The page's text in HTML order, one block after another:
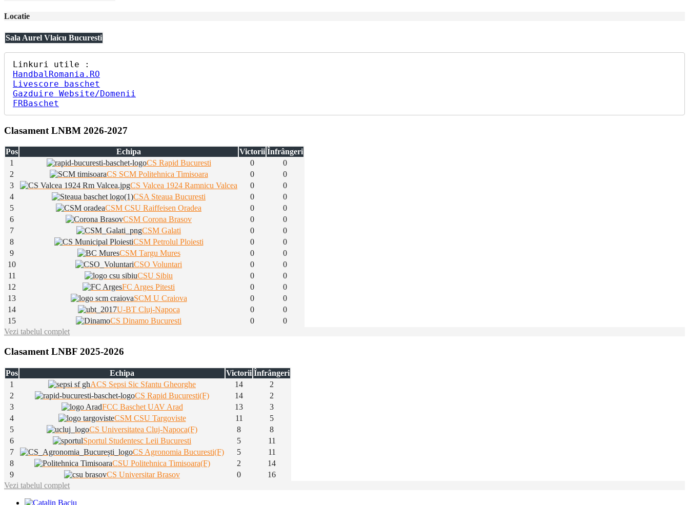
Locatie
Sala Aurel Vlaicu Bucuresti
HandbalRomania.RO
Livescore baschet
Gazduire Website/Domenii
FRBaschet
Clasament LNBM 2026-2027
Pos Echipa Victorii Înfrângeri
1
CS Rapid Bucuresti 0
0
2
CS SCM Politehnica Timisoara 0
0
3
CS Valcea 1924 Ramnicu Valcea 0
0
4
CSA Steaua Bucuresti 0
0
5
CSM CSU Raiffeisen Oradea 0
0
6
CSM Corona Brasov 0
0
7
CSM Galati 0
0
8
CSM Petrolul Ploiesti 0
0
9
CSM Targu Mures 0
0
10
CSO Voluntari 0
0
11
CSU Sibiu 0
0
12
FC Arges Pitesti 0
0
13
SCM U Craiova 0
0
14
U-BT Cluj-Napoca 0
0
15
CS Dinamo Bucuresti 0
0
Vezi tabelul complet
Clasament LNBF 2025-2026
Pos Echipa Victorii Înfrângeri
1
ACS Sepsi Sic Sfantu Gheorghe 14
2
2
CS Rapid Bucuresti(F) 14
2
3
FCC Baschet UAV Arad 13
3
4
CSM CSU Targoviste 11
5
5
CS Universitatea Cluj-Napoca(F) 8
8
6
Sportul Studentesc Leii Bucuresti 5
11
7
CS Agronomia Bucuresti(F) 5
11
8
CSU Politehnica Timisoara(F) 2
14
9
CS Universitar Brasov 0
16
Vezi tabelul complet